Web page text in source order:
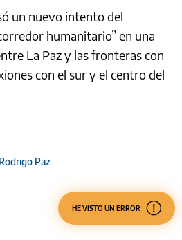
un nuevo intento del
humanitario” en una
La Paz y las fronteras con
con el sur y el centro del
Rodrigo Paz
HE VISTO UN ERROR